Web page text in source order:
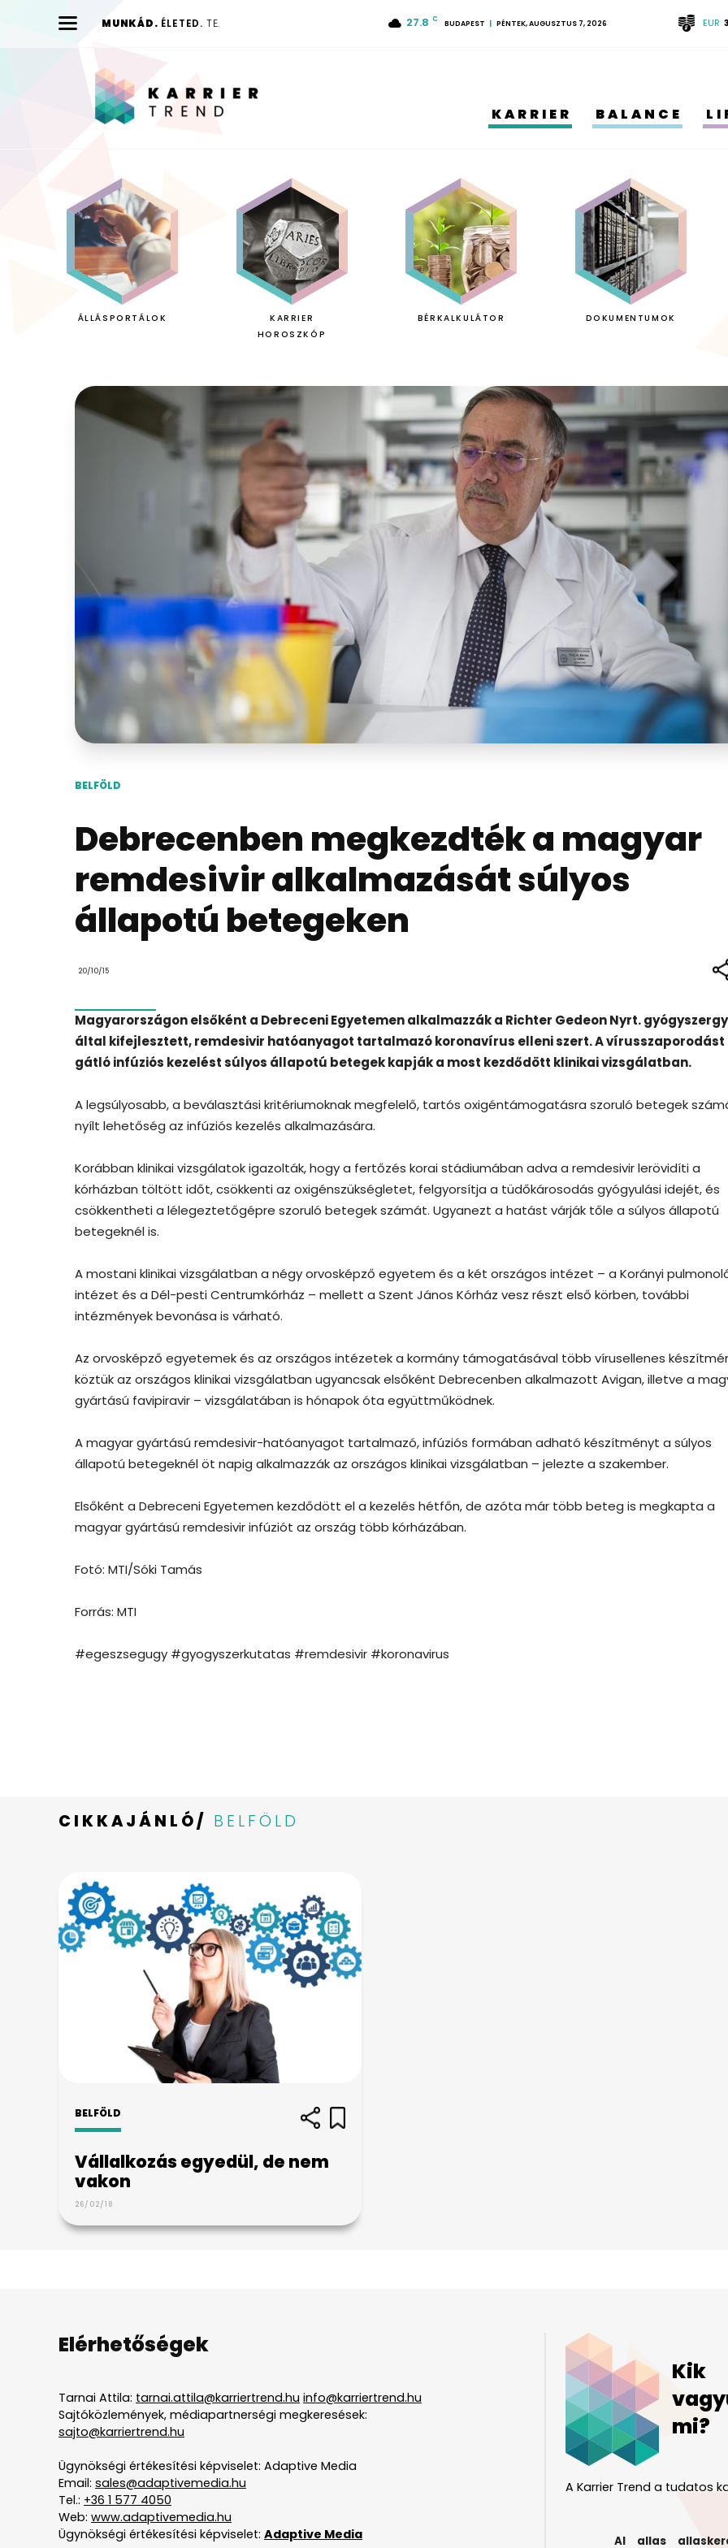
MUNKÁD. ÉLETED. TE. 27.8 C BUDAPEST PÉNTEK, AUGUSZTUS 7, 2026 EUR
KARRIER BALANCE
ÁLLÁSPORTÁLOK
KARRIER
HOROSZKÓP
BÉRKALKULÁTOR DOKUMENTUMOK
BELFÖLD
Debrecenben megkezdték a magyar
remdesivir alkalmazását súlyos
állapotú betegeken
20/10/15
Magyarországon elsőként a Debreceni Egyetemen alkalmazzák a Richter Gedeon Nyrt.
által kifejlesztett, remdesivir hatóanyagot tartalmazó koronavírus elleni szert. A vírusszaporodást
gátló infúziós kezelést súlyos állapotú betegek kapják a most kezdődött klinikai vizsgálatban.
A legsúlyosabb, a beválasztási kritériumoknak megfelelő, tartós oxigéntámogatásra szoruló betegek
nyílt lehetőség az infúziós kezelés alkalmazására.
Korábban klinikai vizsgálatok igazolták, hogy a fertőzés korai stádiumában adva a remdesivir lerövidíti a
kórházban töltött időt, csökkenti az oxigénszükségletet, felgyorsítja a tüdőkárosodás gyógyulási idejét, és
csökkentheti a lélegeztetőgépre szoruló betegek számát. Ugyanezt a hatást várják tőle a súlyos állapotú
betegeknél is.
A mostani klinikai vizsgálatban a négy orvosképző egyetem és a két országos intézet – a Korányi
intézet és a Dél-pesti Centrumkórház – mellett a Szent János Kórház vesz részt első körben, további
intézmények bevonása is várható.
Az orvosképző egyetemek és az országos intézetek a kormány támogatásával több vírusellenes
köztük az országos klinikai vizsgálatban ugyancsak elsőként Debrecenben alkalmazott Avigan, illetve a
gyártású favipiravir – vizsgálatában is hónapok óta együttműködnek.
A magyar gyártású remdesivir-hatóanyagot tartalmazó, infúziós formában adható készítményt a súlyos
állapotú betegeknél öt napig alkalmazzák az országos klinikai vizsgálatban – jelezte a szakember.
Elsőként a Debreceni Egyetemen kezdődött el a kezelés hétfőn, de azóta már több beteg is megkapta a
magyar gyártású remdesivir infúziót az ország több kórházában.
Fotó: MTI/Sóki Tamás
Forrás: MTI
#egeszsegugy #gyogyszerkutatas #remdesivir #koronavirus
CIKKAJÁNLÓ/ BELFÖLD
BELFÖLD
Vállalkozás egyedül, de nem
vakon
26/02/18
Elérhetőségek
Tarnai Attila: tarnai.attila@karriertrend.hu info@karriertrend.hu
Sajtóközlemények, médiapartnerségi megkeresések:
sajto@karriertrend.hu
Ügynökségi értékesítési képviselet: Adaptive Media
Email: sales@adaptivemedia.hu
Tel.: +36 1 577 4050
Web: www.adaptivemedia.hu
Ügynökségi értékesítési képviselet: Adaptive Media
Kik
mi?
A Karrier Trend a tudatos
AI allas